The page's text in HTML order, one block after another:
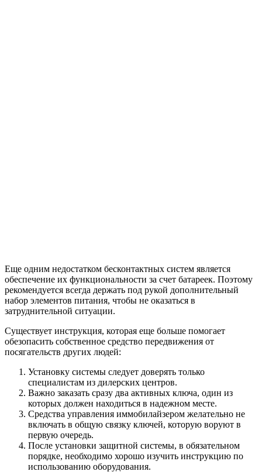
Еще одним недостатком бесконтактных систем является
обеспечение их функциональности за счет батареек. Поэтому
рекомендуется всегда держать под рукой дополнительный
набор элементов питания, чтобы не оказаться в
затруднительной ситуации.
Существует инструкция, которая еще больше помогает
обезопасить собственное средство передвижения от
посягательств других людей:
Установку системы следует доверять только
специалистам из дилерских центров.
Важно заказать сразу два активных ключа, один из
которых должен находиться в надежном месте.
Средства управления иммобилайзером желательно не
включать в общую связку ключей, которую воруют в
первую очередь.
После установки защитной системы, в обязательном
порядке, необходимо хорошо изучить инструкцию по
использованию оборудования.